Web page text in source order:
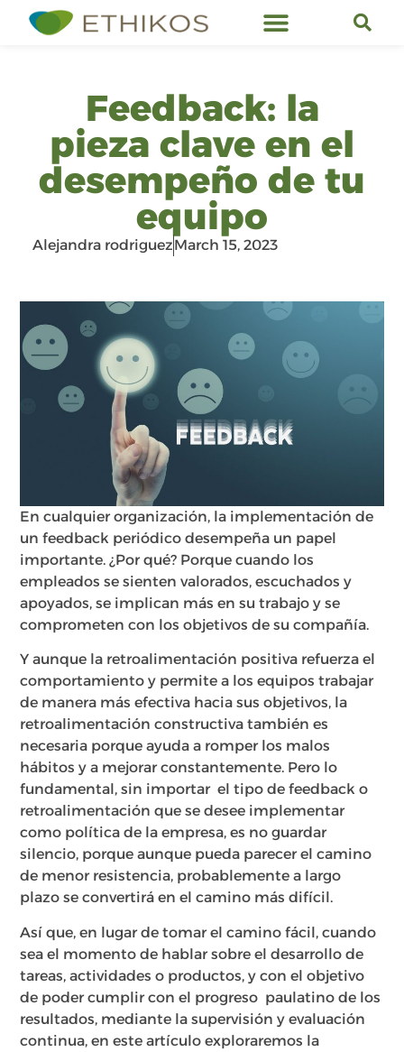
Feedback: la
pieza clave en el
desempeño de tu
equipo
Alejandra rodriguezMarch 15, 2023
En cualquier organización, la implementación de
un feedback periódico desempeña un papel
importante. ¿Por qué? Porque cuando los
empleados se sienten valorados, escuchados y
apoyados, se implican más en su trabajo y se
comprometen con los objetivos de su compañía.
Y aunque la retroalimentación positiva refuerza el
comportamiento y permite a los equipos trabajar
de manera más efectiva hacia sus objetivos, la
retroalimentación constructiva también es
necesaria porque ayuda a romper los malos
hábitos y a mejorar constantemente. Pero lo
fundamental, sin importar el tipo de feedback o
retroalimentación que se desee implementar
como política de la empresa, es no guardar
silencio, porque aunque pueda parecer el camino
de menor resistencia, probablemente a largo
plazo se convertirá en el camino más difícil.
Así que, en lugar de tomar el camino fácil, cuando
sea el momento de hablar sobre el desarrollo de
tareas, actividades o productos, y con el objetivo
de poder cumplir con el progreso paulatino de los
resultados, mediante la supervisión y evaluación
continua, en este artículo exploraremos la